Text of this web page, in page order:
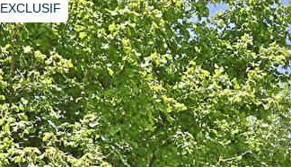
EXCLUSIF